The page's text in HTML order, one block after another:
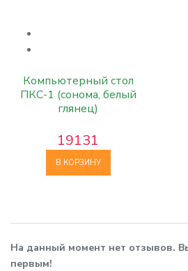
Компьютерный стол
ПКС-1 (сонома, белый
глянец)
19131
В КОРЗИНУ
На данный момент нет отзывов.
первым!